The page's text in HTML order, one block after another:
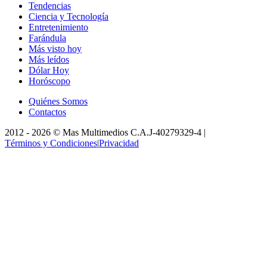
Tendencias
Ciencia y Tecnología
Entretenimiento
Farándula
Más visto hoy
Más leídos
Dólar Hoy
Horóscopo
Quiénes Somos
Contactos
2012 - 2026 © Mas Multimedios C.A.J-40279329-4 |
Términos y Condiciones|Privacidad